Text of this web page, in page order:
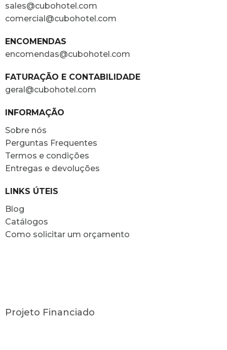
sales@cubohotel.com
comercial@cubohotel.com
ENCOMENDAS
encomendas@cubohotel.com
FATURAÇÃO E CONTABILIDADE
geral@cubohotel.com
INFORMAÇÃO
Sobre nós
Perguntas Frequentes
Termos e condições
Entregas e devoluções
LINKS ÚTEIS
Blog
Catálogos
Como solicitar um orçamento
Projeto Financiado